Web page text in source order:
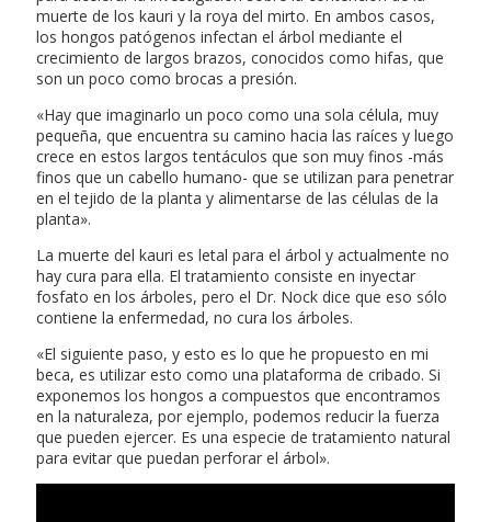
muerte de los kauri y la roya del mirto. En ambos casos,
los hongos patógenos infectan el árbol mediante el
crecimiento de largos brazos, conocidos como hifas, que
son un poco como brocas a presión.
«Hay que imaginarlo un poco como una sola célula, muy
pequeña, que encuentra su camino hacia las raíces y luego
crece en estos largos tentáculos que son muy finos -más
finos que un cabello humano- que se utilizan para penetrar
en el tejido de la planta y alimentarse de las células de la
planta».
La muerte del kauri es letal para el árbol y actualmente no
hay cura para ella. El tratamiento consiste en inyectar
fosfato en los árboles, pero el Dr. Nock dice que eso sólo
contiene la enfermedad, no cura los árboles.
«El siguiente paso, y esto es lo que he propuesto en mi
beca, es utilizar esto como una plataforma de cribado. Si
exponemos los hongos a compuestos que encontramos
en la naturaleza, por ejemplo, podemos reducir la fuerza
que pueden ejercer. Es una especie de tratamiento natural
para evitar que puedan perforar el árbol».